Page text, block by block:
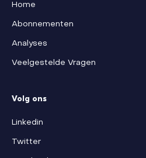
Home
Abonnementen
Analyses
Veelgestelde Vragen
Volg ons
Linkedin
Twitter